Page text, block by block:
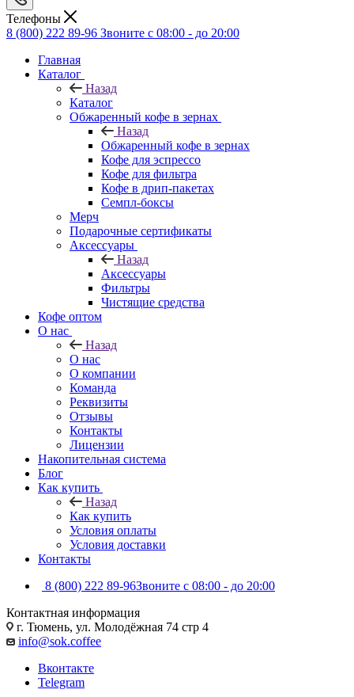
Телефоны
8 (800) 222 89-96 Звоните с 08:00 - до 20:00
Главная
Каталог
Назад
Каталог
Обжаренный кофе в зернах
Назад
Обжаренный кофе в зернах
Кофе для эспрессо
Кофе для фильтра
Кофе в дрип-пакетах
Семпл-боксы
Мерч
Подарочные сертификаты
Аксессуары
Назад
Аксессуары
Фильтры
Чистящие средства
Кофе оптом
О нас
Назад
О нас
О компании
Команда
Реквизиты
Отзывы
Контакты
Лицензии
Накопительная система
Блог
Как купить
Назад
Как купить
Условия оплаты
Условия доставки
Контакты
8 (800) 222 89-96Звоните с 08:00 - до 20:00
Контактная информация
г. Тюмень, ул. Молодёжная 74 стр 4
info@sok.coffee
Вконтакте
Telegram